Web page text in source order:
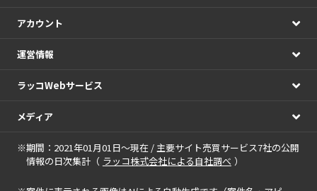
アカウント
運営情報
ラッコWebサービス
メディア
※期間：2021年01月01日～現在 / 主要サイト売買サービス7社の公開
情報の日次集計（ ラッコ株式会社による自社調べ ）